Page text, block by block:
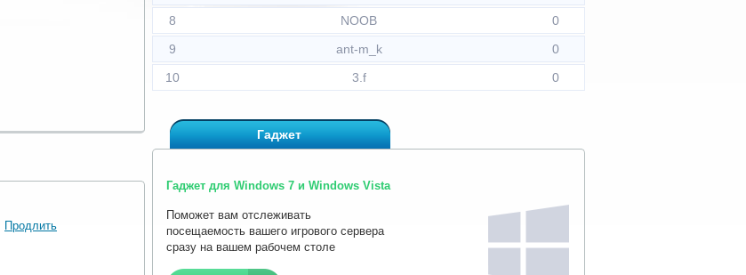
Продлить
8
NOOB
0
9
ant-m_k
0
10
3.f 0
Гаджет
Гаджет для Windows 7 и Windows Vista
Поможет вам отслеживать
посещаемость вашего игрового сервера
сразу на вашем рабочем столе